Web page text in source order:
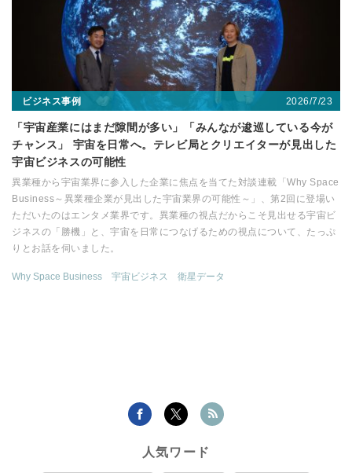
ビジネス事例 2026/7/23
「宇宙産業にはまだ隙間が多い」「みんなが逡巡している今が
チャンス」 宇宙を日常へ。テレビ局とクリエイターが見出した
宇宙ビジネスの可能性
異業種から宇宙業界に参入した企業に焦点を当てた対談連載「Why Space
Business～異業種企業が見出した宇宙業界の可能性～」、第2回に登場い
ただいたのはエンタメ業界です。異業種の視点だからこそ見出せる宇宙ビ
ジネスの「勝機」と、宇宙を日常につなげるための視点について、たっぷ
りとお話を伺いました。
Why Space Business 宇宙ビジネス 衛星データ
人気ワード